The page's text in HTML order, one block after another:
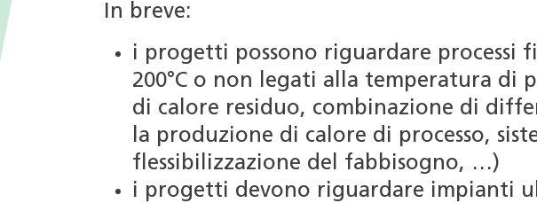
In breve:
i progetti possono riguardare processi
200°C o non legati alla temperatura di
di calore residuo, combinazione di
la produzione di calore di processo,
flessibilizzazione del fabbisogno, …)
i progetti devono riguardare impianti